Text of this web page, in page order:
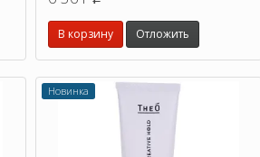
В корзину Отложить
Новинка